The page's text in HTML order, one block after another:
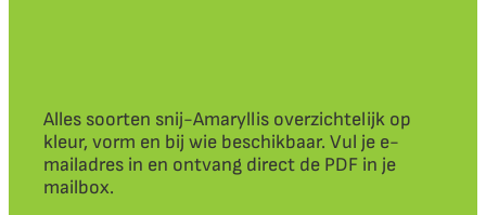
Alles soorten snij-Amaryllis overzichtelijk op
kleur, vorm en bij wie beschikbaar. Vul je e-
mailadres in en ontvang direct de PDF in je
mailbox.